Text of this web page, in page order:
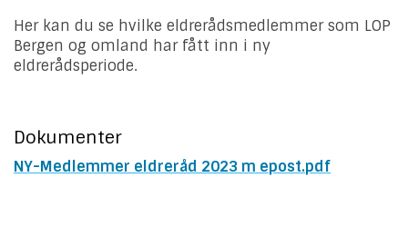
Her kan du se hvilke eldrerådsmedlemmer som LOP
Bergen og omland har fått inn i ny
eldrerådsperiode.
Dokumenter
NY-Medlemmer eldreråd 2023 m epost.pdf